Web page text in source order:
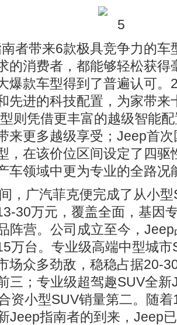
者带来6款极具竞争力的车
的消费者，都能够轻松获得
爆款车型得到了普遍认可。
先进的科技配置，为家带来
则凭借更丰富的越级智能
来更多越级享受；Jeep首
，在该价位区间设定了四驱
车领域中更为专业的全路况
，广汽菲克便完成了从小
30万元，覆盖全面，基因
阵营。公司成立至今，
万台。专业级高端中型城
场众多劲敌，稳稳占据20-
三；专业级超驾趣SUV全
资小型SUV销量第二。随
Jeep指南者的到来，Jeep